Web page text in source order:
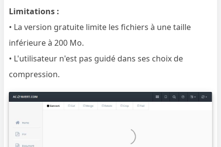
Limitations :
• La version gratuite limite les fichiers à une taille
inférieure à 200 Mo.
• L'utilisateur n'est pas guidé dans ses choix de
compression.